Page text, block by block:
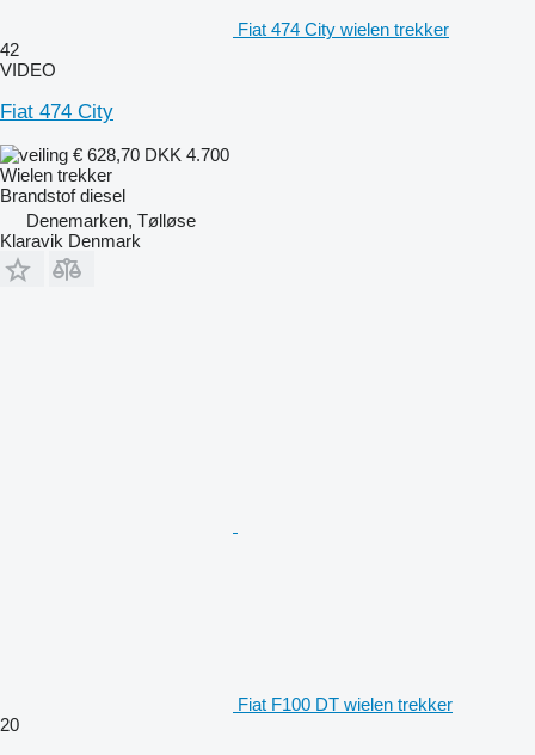
Fiat 474 City wielen trekker
42
VIDEO
Fiat 474 City
€ 628,70 DKK 4.700
Wielen trekker
Brandstof diesel
Denemarken, Tølløse
Klaravik Denmark
Fiat F100 DT wielen trekker
20